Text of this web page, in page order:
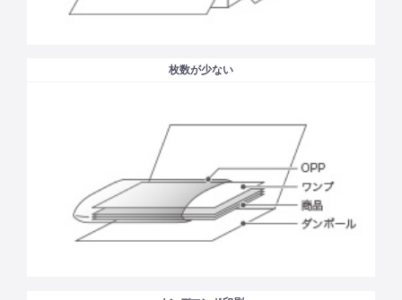
枚数が少ない